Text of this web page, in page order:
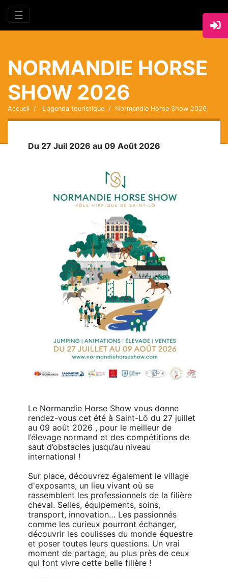
☰
NORMANDIE HORSE
SHOW 2026
Accueil L'agenda touristique Normandie Horse Show 2026
Du 27 Juil 2026 au 09 Août 2026
Le Normandie Horse Show vous donne
rendez-vous cet été à Saint-Lô du 27 juillet
au 09 août 2026 , pour le meilleur de
l’élevage normand et des compétitions de
saut d’obstacles jusqu’au niveau
international !
Sur place, découvrez également le village
d'exposants, un lieu vivant où se
rassemblent les professionnels de la filière
cheval. Selles, équipements, soins,
transport, innovation… Les passionnés
comme les curieux pourront échanger,
découvrir les coulisses du monde équestre
et poser toutes leurs questions. Un vrai
moment de partage, au plus près de ceux
qui font vivre cette belle filière !